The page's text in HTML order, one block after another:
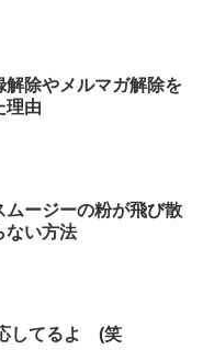
解除やメルマガ解除を
理由
ムージーの粉が飛び散
ない方法
してるよ (笑